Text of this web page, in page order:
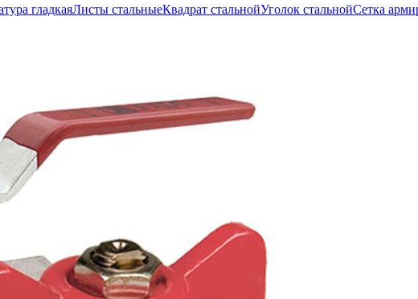
гладкаяЛисты стальныеКвадрат стальнойУголок стальнойСетка